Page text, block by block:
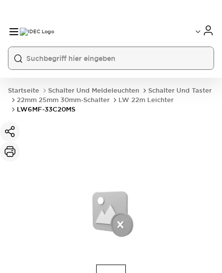
Startseite Schalter Und Meldeleuchten
Schalter Und Taster
22mm 25mm 30mm-Schalter
LW 22m Leichter
LW6MF-33C20MS